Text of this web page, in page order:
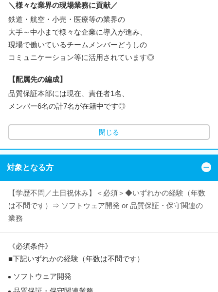
＼様々な業界の現場業務に貢献／
鉄道・航空・小売・医療等の業界の
大手～中小まで様々な企業に導入が進み、
現場で働いているチームメンバーどうしの
コミュニケーション等に活用されています◎
【配属先の編成】
品質保証本部には現在、責任者1名、
メンバー6名の計7名が在籍中です◎
閉じる
対象となる方
【学歴不問／土日祝休み】＜必須＞◆いずれかの経験（年数
は不問です）⇒ ソフトウェア開発 or 品質保証・保守関連の
業務
《必須条件》
■下記いずれかの経験（年数は不問です）
ソフトウェア開発